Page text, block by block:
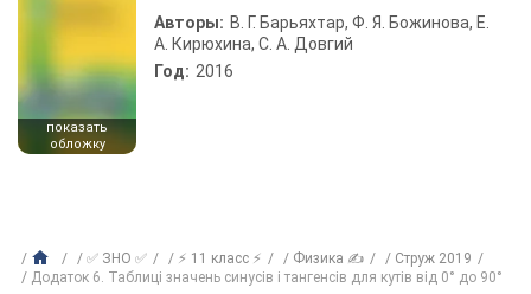
показать
обложку
Авторы: В. Г. Барьяхтар, Ф. Я. Божинова, Е.
А. Кирюхина, С. А. Довгий
Год: 2016
✅ ЗНО ✅ ⚡ 11 класс ⚡ Физика ✍
Струж 2019
Додаток 6. Таблиці значень синусів і тангенсів для кутів від 0° до 90°